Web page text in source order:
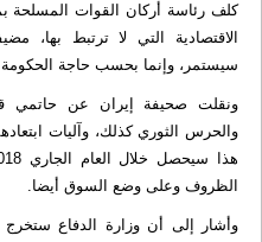
كلف رئاسة أركان القوات المسلحة
الاقتصادية التي لا ترتبط بها،
سيستمر، وإنما بحسب حاجة
ونقلت صحيفة إيران عن حاتمي
والحرس الثوري كذلك، وآليات
الظروف وعلى وضع السوق أيضا.
وأشار إلى أن وزارة الدفاع